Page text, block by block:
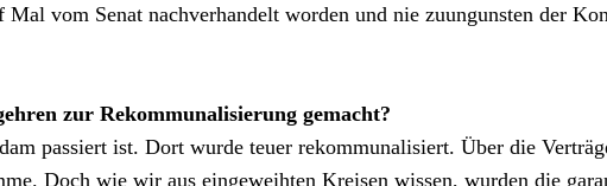
vom Senat nachverhandelt worden und nie zuungunsten der
zur Rekommunalisierung gemacht?
passiert ist. Dort wurde teuer rekommunalisiert. Über die
Doch wie wir aus eingeweihten Kreisen wissen, wurden die